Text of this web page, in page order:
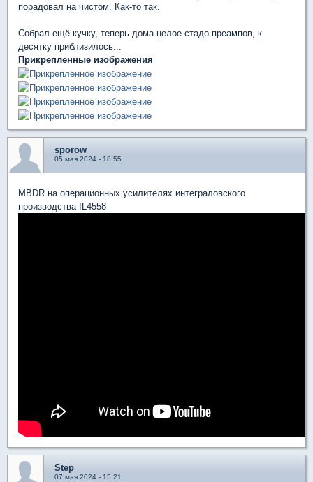
порадовал на чистом. Как-то так.
Собрал ещё кучку, теперь дома целое стадо преампов, к
десятку приблизилось...
Прикрепленные изображения
sporow
05 мая 2024 - 18:55
MBDR на операционных усилителях интеграловского
производства IL4558
Step
07 мая 2024 - 15:21